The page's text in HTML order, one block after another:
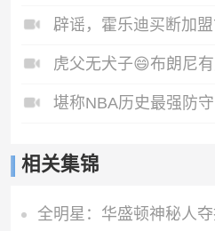
虎父无犬子😄布朗尼
相关集锦